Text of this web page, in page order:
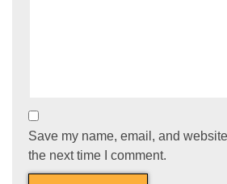
Save my name, email, and
the next time I comment.